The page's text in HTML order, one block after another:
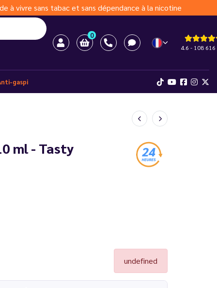
à vivre sans tabac et sans dépendance à la nicotine
0
4.6 - 108 616
gaspi
ml - Tasty
undefined